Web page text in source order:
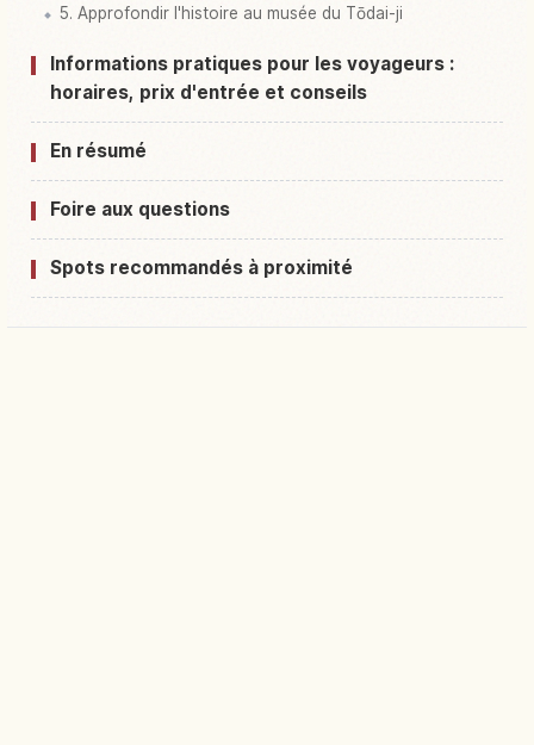
5. Approfondir l'histoire au musée du Tōdai-ji
Informations pratiques pour les voyageurs :
horaires, prix d'entrée et conseils
En résumé
Foire aux questions
Spots recommandés à proximité